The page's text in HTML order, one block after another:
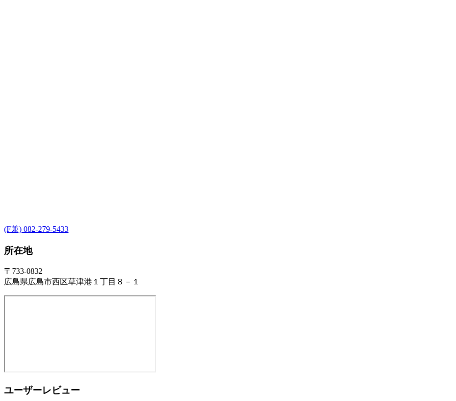
(F兼) 082-279-5433
所在地
〒733-0832
広島県広島市西区草津港１丁目８－１
ユーザーレビュー